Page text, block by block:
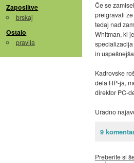
Zaposlitve
brskaj
Ostalo
pravila
Če se
preigravali
tedaj nad
Whitman, ki
in
Kadrovske
dela HP-ja,
direktor PC-
Uradno
9
Preberite si